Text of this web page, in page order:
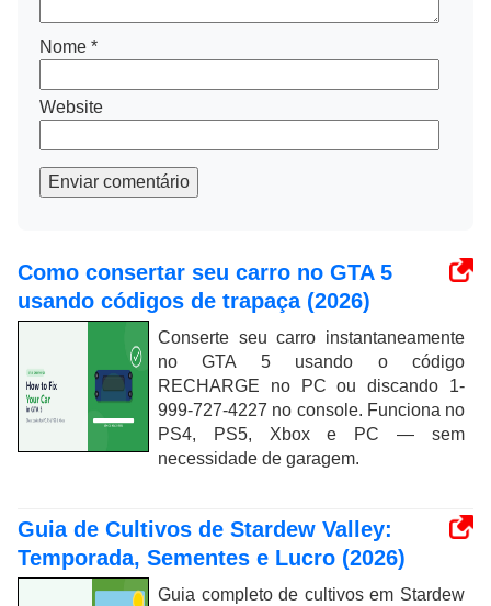
Nome *
Website
Enviar comentário
Como consertar seu carro no GTA 5
usando códigos de trapaça (2026)
Conserte seu carro instantaneamente
no GTA 5 usando o código
RECHARGE no PC ou discando 1-
999-727-4227 no console. Funciona no
PS4, PS5, Xbox e PC — sem
necessidade de garagem.
Guia de Cultivos de Stardew Valley:
Temporada, Sementes e Lucro (2026)
Guia completo de cultivos em Stardew